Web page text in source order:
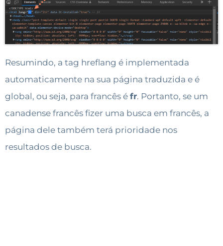
Resumindo, a tag hreflang é implementada
automaticamente na sua página traduzida e é
global, ou seja, para francês é fr. Portanto, se um
canadense francês fizer uma busca em francês, a
página dele também terá prioridade nos
resultados de busca.